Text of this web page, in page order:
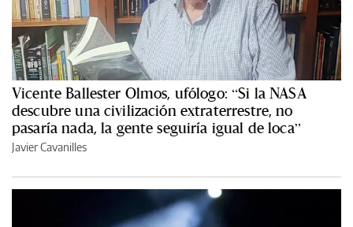
Vicente Ballester Olmos, ufólogo: “Si la NASA
descubre una civilización extraterrestre, no
pasaría nada, la gente seguiría igual de loca”
Javier Cavanilles